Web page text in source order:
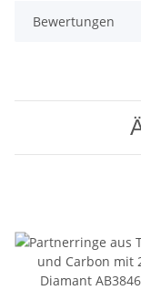
Bewertungen